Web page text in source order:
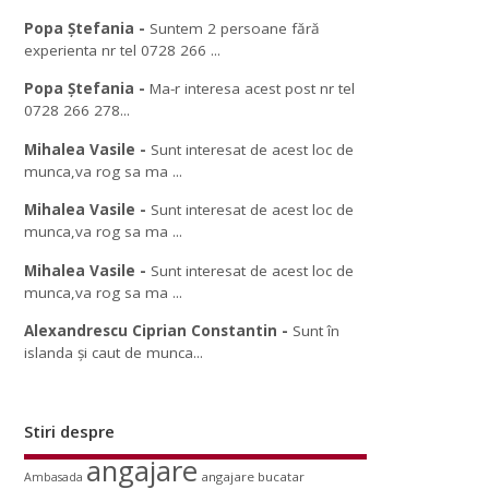
Popa Ștefania - Suntem 2 persoane fără
experienta nr tel 0728 266 ...
Popa Ștefania -Ma-r interesa acest post nr tel
0728 266 278...
Mihalea Vasile - Sunt interesat de acest loc de
munca,va rog sa ma ...
Mihalea Vasile - Sunt interesat de acest loc de
munca,va rog sa ma ...
Mihalea Vasile - Sunt interesat de acest loc de
munca,va rog sa ma ...
Alexandrescu Ciprian Constantin - Sunt în
islanda și caut de munca...
Stiri despre
Ambasada angajare angajare bucatar